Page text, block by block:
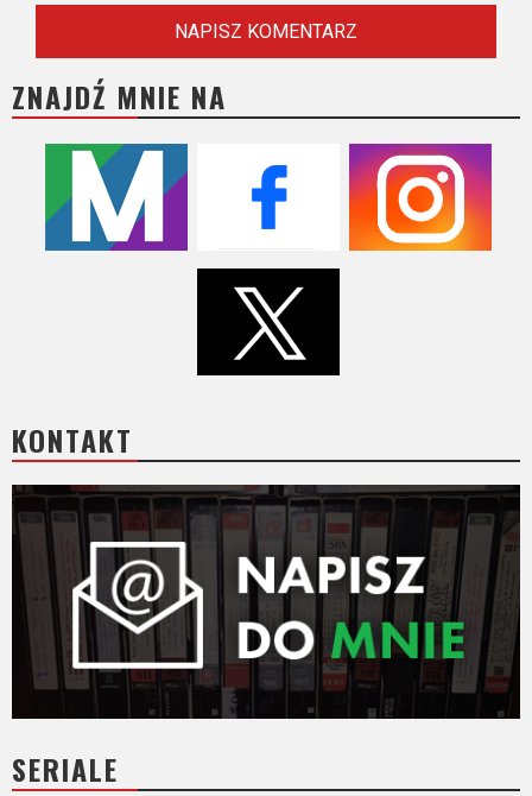
ZNAJDŹ MNIE NA
KONTAKT
SERIALE